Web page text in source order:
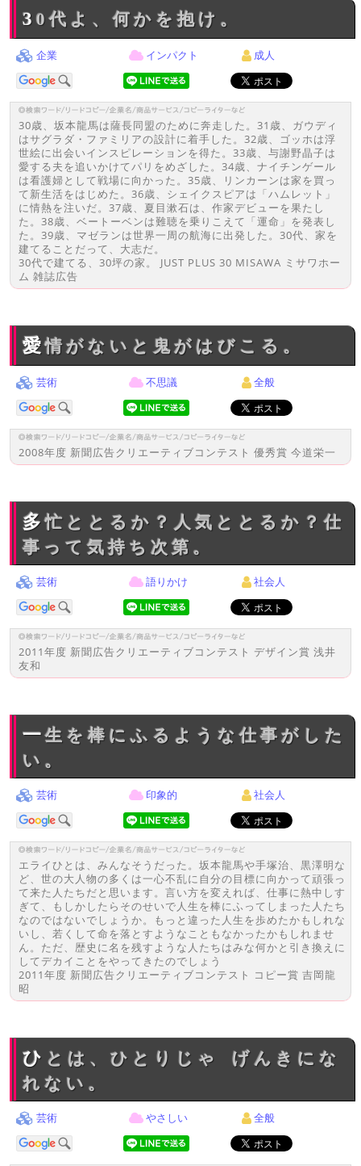
30代よ、何かを抱け。
企業 インパクト 成人
30歳、坂本龍馬は薩長同盟のために奔走した。31歳、ガウディ
はサグラダ・ファミリアの設計に着手した。32歳、ゴッホは浮
世絵に出会いインスピレーションを得た。33歳、与謝野晶子は
愛する夫を追いかけてパリをめざした。34歳、ナイチンゲール
は看護婦として戦場に向かった。35歳、リンカーンは家を買っ
て新生活をはじめた。36歳、シェイクスピアは「ハムレット」
に情熱を注いだ。37歳、夏目漱石は、作家デビューを果たし
た。38歳、ベートーベンは難聴を乗りこえて「運命」を発表し
た。39歳、マゼランは世界一周の航海に出発した。30代、家を
建てることだって、大志だ。
30代で建てる、30坪の家。 JUST PLUS 30 MISAWA ミサワホー
ム 雑誌広告
愛情がないと鬼がはびこる。
芸術 不思議 全般
2008年度 新聞広告クリエーティブコンテスト 優秀賞 今道栄一
多忙ととるか？人気ととるか？仕
事って気持ち次第。
芸術 語りかけ 社会人
2011年度 新聞広告クリエーティブコンテスト デザイン賞 浅井
友和
一生を棒にふるような仕事がした
い。
芸術 印象的 社会人
エライひとは、みんなそうだった。坂本龍馬や手塚治、黒澤明な
ど、世の大人物の多くは一心不乱に自分の目標に向かって頑張っ
て来た人たちだと思います。言い方を変えれば、仕事に熱中しす
ぎて、もしかしたらそのせいで人生を棒にふってしまった人たち
なのではないでしょうか。もっと違った人生を歩めたかもしれな
いし、若くして命を落とすようなこともなかったかもしれませ
ん。ただ、歴史に名を残すような人たちはみな何かと引き換えに
してデカイことをやってきたのでしょう
2011年度 新聞広告クリエーティブコンテスト コピー賞 吉岡龍
昭
ひとは、ひとりじゃ げんきにな
れない。
芸術 やさしい 全般